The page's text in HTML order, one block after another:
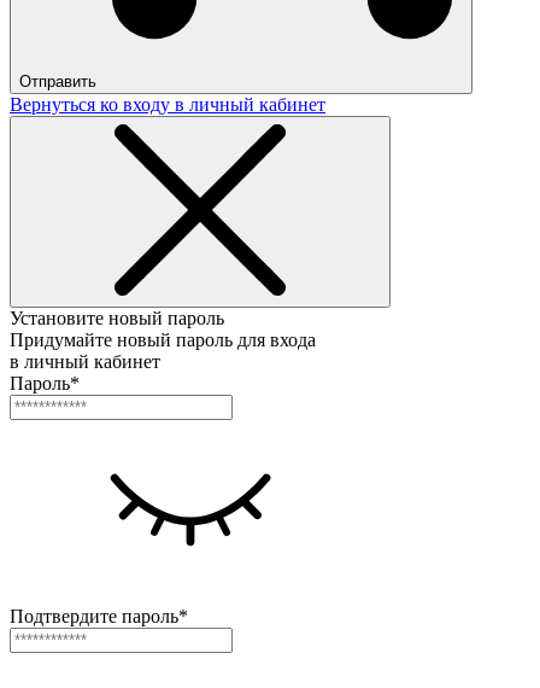
Отправить
Вернуться ко входу в личный кабинет
Установите новый пароль
Придумайте новый пароль для входа
в личный кабинет
Пароль*
Подтвердите пароль*